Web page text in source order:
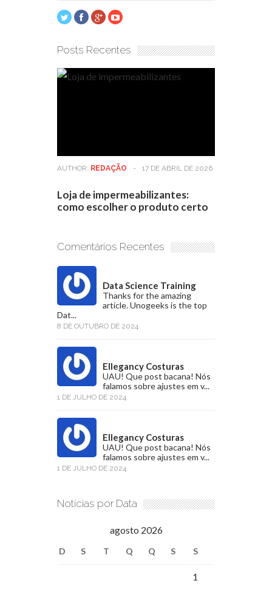
Posts Recentes
AUTHOR: REDAÇÃO - 17 DE ABRIL DE 2026
Loja de impermeabilizantes:
como escolher o produto certo
Comentários Recentes
Data Science Training
Thanks for the amazing
article. Unogeeks is the top
Dat...
8 DE OUTUBRO DE 2024
Ellegancy Costuras
UAU! Que post bacana! Nós
falamos sobre ajustes em v...
1 DE JULHO DE 2024
Ellegancy Costuras
UAU! Que post bacana! Nós
falamos sobre ajustes em v...
1 DE JULHO DE 2024
Notícias por Data
agosto 2026
D S T Q Q S S
1